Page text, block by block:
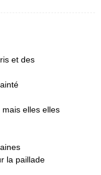
et des
elles elles
la paillade